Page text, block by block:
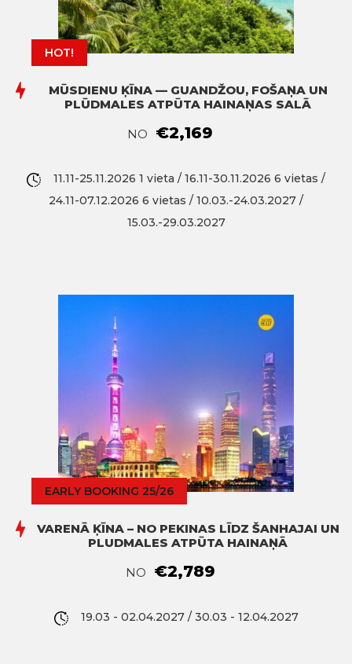
HOT!
MŪSDIENU ĶĪNA — GUANDŽOU, FOŠAŅA UN
PLŪDMALES ATPŪTA HAINAŅAS SALĀ
NO
€2,169
11.11-25.11.2026 1 vieta / 16.11-30.11.2026 6 vietas /
24.11-07.12.2026 6 vietas / 10.03.-24.03.2027 /
15.03.-29.03.2027
EARLY BOOKING 25/26
VARENĀ ĶĪNA – NO PEKINAS LĪDZ ŠANHAJAI UN
PLUDMALES ATPŪTA HAINAŅĀ
NO
€2,789
19.03 - 02.04.2027 / 30.03 - 12.04.2027